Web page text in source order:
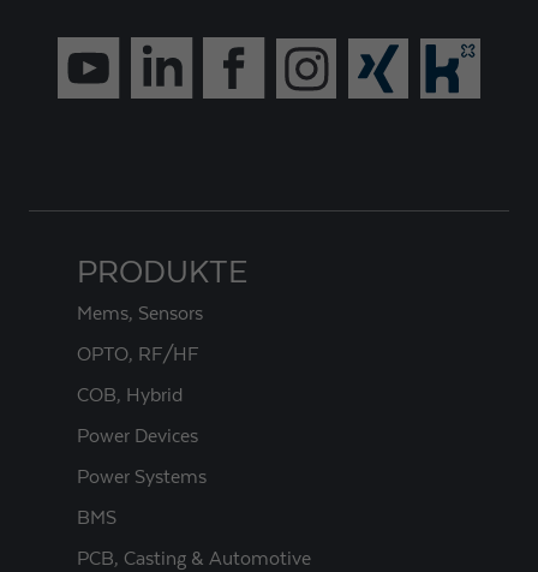
PRODUKTE
Mems, Sensors
OPTO, RF/HF
COB, Hybrid
Power Devices
Power Systems
BMS
PCB, Casting & Automotive